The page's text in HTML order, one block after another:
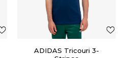
ADIDAS Tricouri 3-